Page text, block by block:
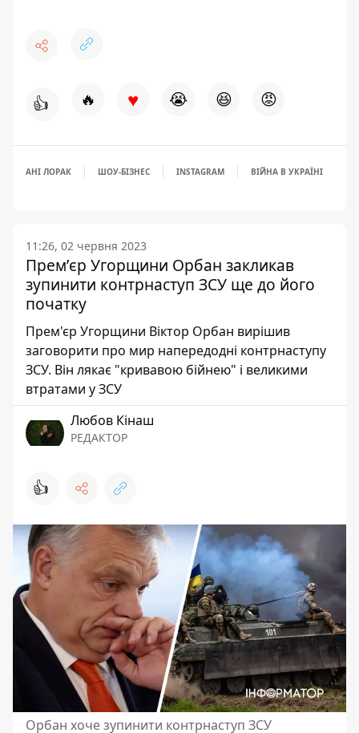
👍 🔥 ♥ 😭 😆 😡
АНІ ЛОРАК ШОУ-БІЗНЕС INSTAGRAM ВІЙНА В УКРАЇНІ
11:26, 02 червня 2023
Премʼєр Угорщини Орбан закликав
зупинити контрнаступ ЗСУ ще до його
початку
Прем'єр Угорщини Віктор Орбан вирішив
заговорити про мир напередодні контрнаступу
ЗСУ. Він лякає "кривавою бійнею" і великими
втратами у ЗСУ
Любов Кінаш
РЕДАКТОР
👍
Орбан хоче зупинити контрнаступ ЗСУ